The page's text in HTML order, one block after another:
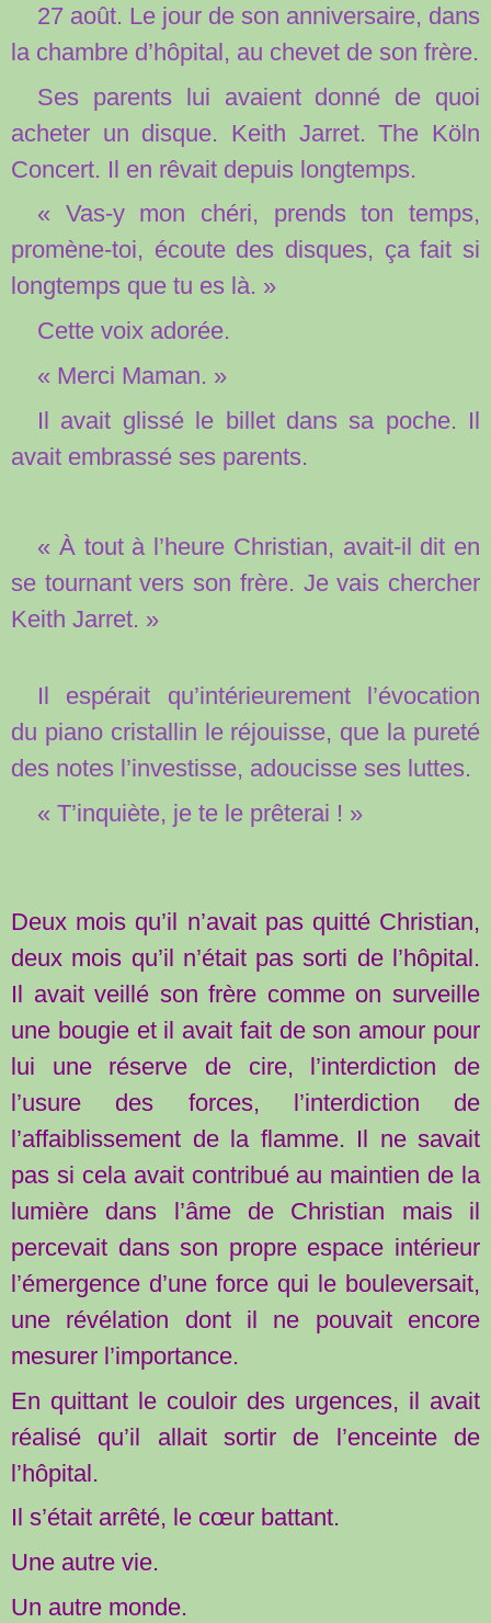
27 août. Le jour de son anniversaire, dans
la chambre d’hôpital, au chevet de son frère.
Ses parents lui avaient donné de quoi
acheter un disque. Keith Jarret. The Köln
Concert. Il en rêvait depuis longtemps.
« Vas-y mon chéri, prends ton temps,
promène-toi, écoute des disques, ça fait si
longtemps que tu es là. »
Cette voix adorée.
« Merci Maman. »
Il avait glissé le billet dans sa poche. Il
avait embrassé ses parents.
« À tout à l’heure Christian, avait-il dit en
se tournant vers son frère. Je vais chercher
Keith Jarret. »
Il espérait qu’intérieurement l’évocation
du piano cristallin le réjouisse, que la pureté
des notes l’investisse, adoucisse ses luttes.
« T’inquiète, je te le prêterai ! »
Deux mois qu’il n’avait pas quitté Christian,
deux mois qu’il n’était pas sorti de l’hôpital.
Il avait veillé son frère comme on surveille
une bougie et il avait fait de son amour pour
lui une réserve de cire, l’interdiction de
l’usure des forces, l’interdiction de
l’affaiblissement de la flamme. Il ne savait
pas si cela avait contribué au maintien de la
lumière dans l’âme de Christian mais il
percevait dans son propre espace intérieur
l’émergence d’une force qui le bouleversait,
une révélation dont il ne pouvait encore
mesurer l’importance.
En quittant le couloir des urgences, il avait
réalisé qu’il allait sortir de l’enceinte de
l’hôpital.
Il s’était arrêté, le cœur battant.
Une autre vie.
Un autre monde.